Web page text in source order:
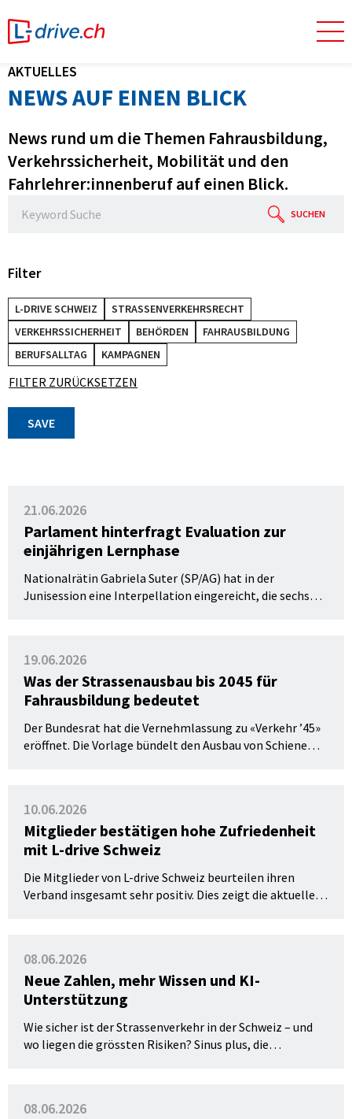
AKTUELLES
NEWS AUF EINEN BLICK
News rund um die Themen Fahrausbildung,
Verkehrssicherheit, Mobilität und den
Fahrlehrer:innenberuf auf einen Blick.
SUCHEN
Filter
L-DRIVE SCHWEIZ
STRASSENVERKEHRSRECHT
VERKEHRSSICHERHEIT
BEHÖRDEN
FAHRAUSBILDUNG
BERUFSALLTAG
KAMPAGNEN
FILTER ZURÜCKSETZEN
SAVE
21.06.2026
Parlament hinterfragt Evaluation zur
einjährigen Lernphase
Nationalrätin Gabriela Suter (SP/AG) hat in der
Junisession eine Interpellation eingereicht, die sechs
19.06.2026
Was der Strassenausbau bis 2045 für
Fahrausbildung bedeutet
Der Bundesrat hat die Vernehmlassung zu «Verkehr ’45»
eröffnet. Die Vorlage bündelt den Ausbau von Schiene
Oktober 2026.
10.06.2026
Mitglieder bestätigen hohe Zufriedenheit
mit L-drive Schweiz
Die Mitglieder von L-drive Schweiz beurteilen ihren
Verband insgesamt sehr positiv. Dies zeigt die aktuelle
08.06.2026
Neue Zahlen, mehr Wissen und KI-
Unterstützung
Wie sicher ist der Strassenverkehr in der Schweiz – und
wo liegen die grössten Risiken? Sinus plus, die
08.06.2026